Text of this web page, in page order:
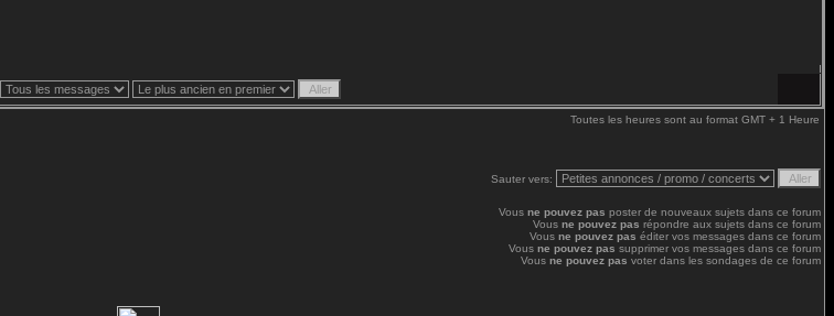
Toutes les heures sont au format GMT + 1 Heure
Sauter vers:
Vous ne pouvez pas poster de nouveaux sujets dans ce forum
Vous ne pouvez pas répondre aux sujets dans ce forum
Vous ne pouvez pas éditer vos messages dans ce forum
Vous ne pouvez pas supprimer vos messages dans ce forum
Vous ne pouvez pas voter dans les sondages de ce forum